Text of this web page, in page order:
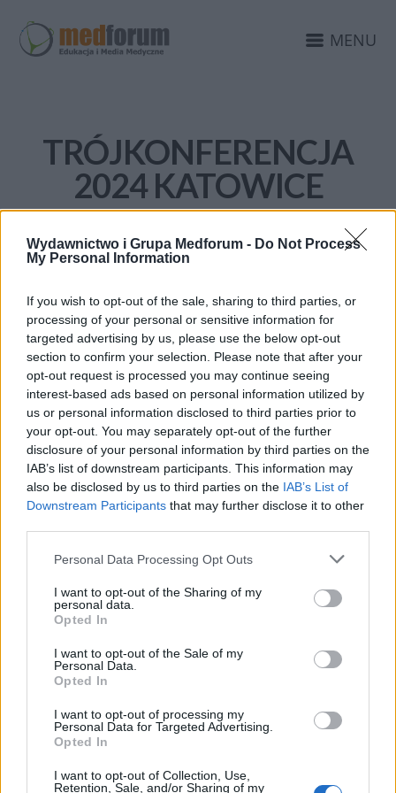
Wydawnictwo i Grupa Medforum - Do Not Process
My Personal Information
If you wish to opt-out of the sale, sharing to third parties, or
processing of your personal or sensitive information for
targeted advertising by us, please use the below opt-out
section to confirm your selection. Please note that after your
opt-out request is processed you may continue seeing
interest-based ads based on personal information utilized by
us or personal information disclosed to third parties prior to
your opt-out. You may separately opt-out of the further
disclosure of your personal information by third parties on the
IAB’s list of downstream participants. This information may
also be disclosed by us to third parties on the IAB’s List of
Downstream Participants that may further disclose it to other
Personal Data Processing Opt Outs
I want to opt-out of the Sharing of my
personal data.
Opted In
I want to opt-out of the Sale of my
Personal Data.
Opted In
I want to opt-out of processing my
Personal Data for Targeted Advertising.
Opted In
I want to opt-out of Collection, Use,
Retention, Sale, and/or Sharing of my
MENU
TRÓJKONFERENCJA
2024 KATOWICE
13 LISTOPADA 2024
Trójkonferencja w
Katowicach – dziękujemy
za udział w wydarzeniu!
W dniach 25-27 października 2024 roku w
Międzynarodowym Centrum
Trójkonferencja 2024, znana również jako
Konferencja Trzech Sekcji. Wydarzenie to
zostało zorganizowane przez Sekcję